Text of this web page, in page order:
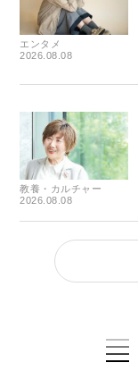
エンタメ
2026.08.08
教養・カルチャー
2026.08.08